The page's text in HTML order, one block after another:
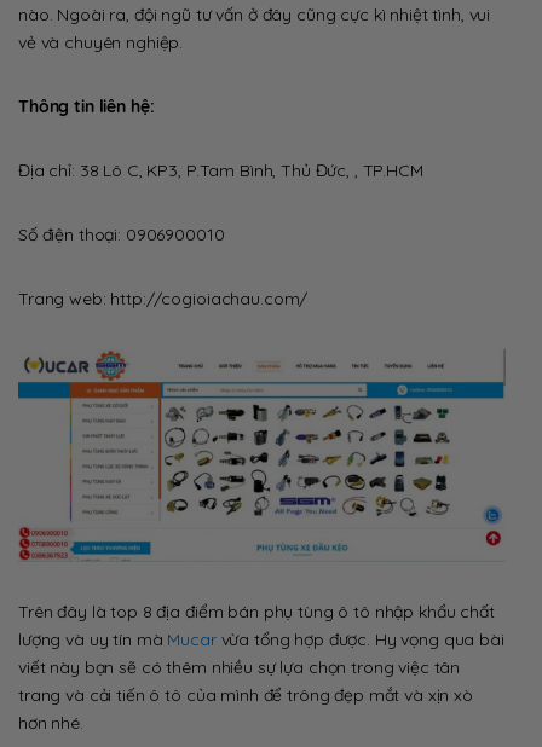
nào. Ngoài ra, đội ngũ tư vấn ở đây cũng cực kì nhiệt tình, vui
vẻ và chuyên nghiệp.
Thông tin liên hệ:
Địa chỉ: 38 Lô C, KP3, P.Tam Bình, Thủ Đức, , TP.HCM
Số điện thoại: 0906900010
Trang web: http://cogioiachau.com/
Trên đây là top 8 địa điểm bán phụ tùng ô tô nhập khẩu chất
lượng và uy tín mà Mucarvừa tổng hợp được. Hy vọng qua bài
viết này bạn sẽ có thêm nhiều sự lựa chọn trong việc tân
trang và cải tiến ô tô của mình để trông đẹp mắt và xịn xò
hơn nhé.